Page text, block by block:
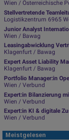
Wien / Österreichische
Stellvertretende
Logistikzentrum 6965
Junior Analyst
Wien / Bawag
Leasingabwicklung
Klagenfurt / Bawag
Expert Asset Liability
Klagenfurt / Bawag
Portfolio Manager:in
Wien / Verbund
Expert:in Bilanzierung
Wien / Verbund
Expert:in KI & digitale
Wien / Verbund
Meistgelesen